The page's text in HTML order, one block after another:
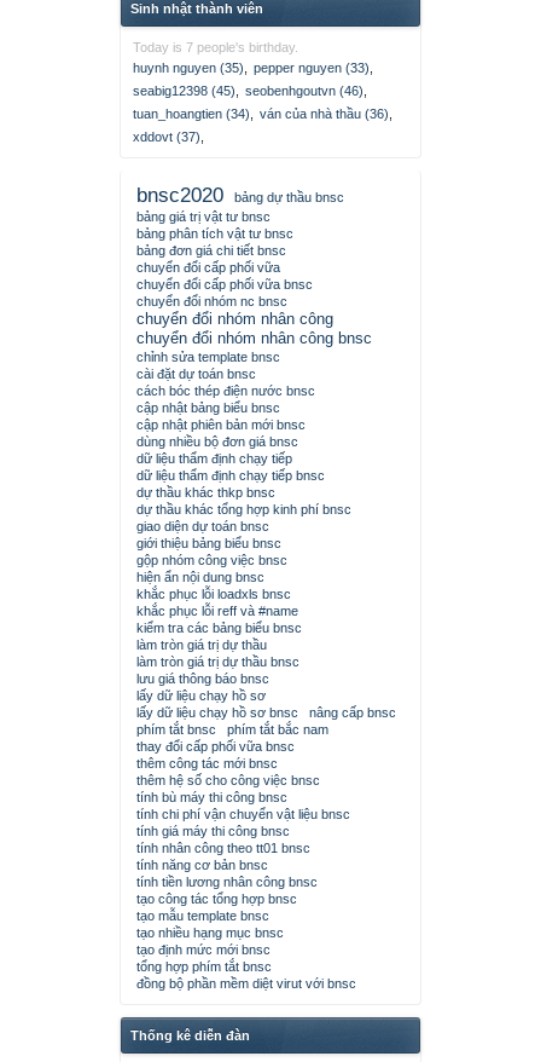
Sinh nhật thành viên
Today is 7 people's birthday.
huynh nguyen (35)
pepper nguyen (33)
seabig12398 (45)
seobenhgoutvn (46)
tuan_hoangtien (34)
ván của nhà thầu (36)
xddovt (37)
bnsc2020
bảng dự thầu bnsc
bảng giá trị vật tư bnsc
bảng phân tích vật tư bnsc
bảng đơn giá chi tiết bnsc
chuyển đổi cấp phối vữa
chuyển đổi cấp phối vữa bnsc
chuyển đổi nhóm nc bnsc
chuyển đổi nhóm nhân công
chuyển đổi nhóm nhân công bnsc
chỉnh sửa template bnsc
cài đặt dự toán bnsc
cách bóc thép điện nước bnsc
cập nhật bảng biểu bnsc
cập nhật phiên bản mới bnsc
dùng nhiều bộ đơn giá bnsc
dữ liệu thẩm định chạy tiếp
dữ liệu thẩm định chạy tiếp bnsc
dự thầu khác thkp bnsc
dự thầu khác tổng hợp kinh phí bnsc
giao diện dự toán bnsc
giới thiệu bảng biểu bnsc
gộp nhóm công việc bnsc
hiện ẩn nội dung bnsc
khắc phục lỗi loadxls bnsc
khắc phục lỗi reff và #name
kiểm tra các bảng biểu bnsc
làm tròn giá trị dự thầu
làm tròn giá trị dự thầu bnsc
lưu giá thông báo bnsc
lấy dữ liệu chạy hồ sơ
lấy dữ liệu chạy hồ sơ bnsc
nâng cấp bnsc
phím tắt bnsc
phím tắt bắc nam
thay đổi cấp phối vữa bnsc
thêm công tác mới bnsc
thêm hệ số cho công việc bnsc
tính bù máy thi công bnsc
tính chi phí vận chuyển vật liệu bnsc
tính giá máy thi công bnsc
tính nhân công theo tt01 bnsc
tính năng cơ bản bnsc
tính tiền lương nhân công bnsc
tạo công tác tổng hợp bnsc
tạo mẫu template bnsc
tạo nhiều hạng mục bnsc
tạo định mức mới bnsc
tổng hợp phím tắt bnsc
đồng bộ phần mềm diệt virut với bnsc
Thống kê diễn đàn